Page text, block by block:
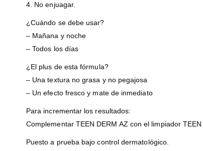
4. No enjuagar.
¿Cuándo se debe usar?
– Mañana y noche
– Todos los días
¿El plus de esta fórmula?
– Una textura no grasa y no pegajosa
– Un efecto fresco y mate de inmediato
Para incrementar los resultados:
Complementar TEEN DERM AZ con el limpiador
Puesto a prueba bajo control dermatológico.